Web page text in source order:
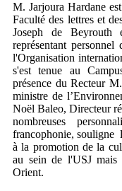
M. Jarjoura Hardane
Faculté des lettres et
Joseph de
représentant
l'Organisation
s'est tenue au
présence du Recteur
ministre de
Noël Baleo, Directeur
nombreuses
francophonie, souligne
à la promotion de la
au sein de l'USJ
Orient.